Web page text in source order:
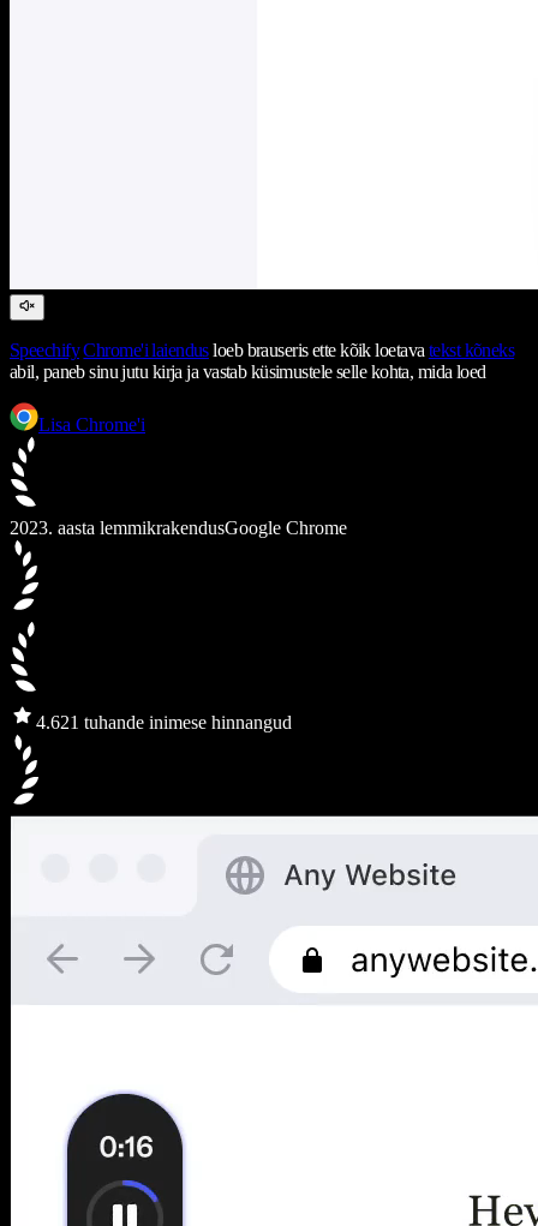
Speechify Chrome'i laiendusloeb brauseris ette kõik loetava tekst kõneks
abil, paneb sinu jutu kirja ja vastab küsimustele selle kohta, mida loed
Lisa Chrome'i
2023. aasta lemmikrakendusGoogle Chrome
4.621 tuhande inimese hinnangud